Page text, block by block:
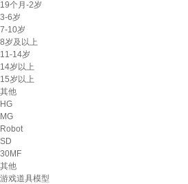
19个月-2岁
3-6岁
7-10岁
8岁及以上
11-14岁
14岁以上
15岁以上
其他
HG
MG
Robot
SD
30MF
其他
游戏道具模型